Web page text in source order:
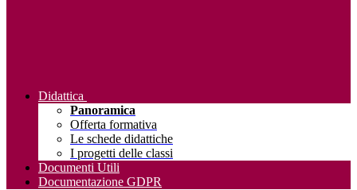
Didattica
Panoramica
Offerta formativa
Le schede didattiche
I progetti delle classi
Documenti Utili
Documentazione GDPR